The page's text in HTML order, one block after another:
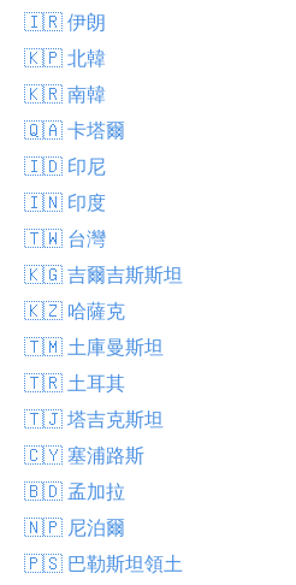
🇮🇷 伊朗
🇰🇵 北韓
🇰🇷 南韓
🇶🇦 卡塔爾
🇮🇩 印尼
🇮🇳 印度
🇹🇼 台灣
🇰🇬 吉爾吉斯斯坦
🇰🇿 哈薩克
🇹🇲 土庫曼斯坦
🇹🇷 土耳其
🇹🇯 塔吉克斯坦
🇨🇾 塞浦路斯
🇧🇩 孟加拉
🇳🇵 尼泊爾
🇵🇸 巴勒斯坦領土